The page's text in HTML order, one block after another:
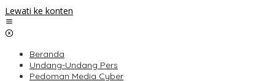
Lewati ke konten
Beranda
Undang-Undang Pers
Pedoman Media Cyber